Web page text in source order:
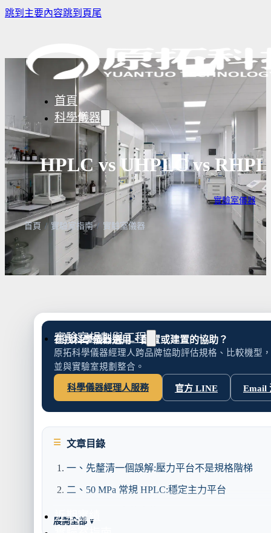
跳到主要內容跳到頁尾
首頁
科學儀器
儀
備
樣品濃縮/乾燥前處理設備
微量分注吸管pipette
實驗室攪拌器 | 振盪機
實驗室過濾設備
超音波清洗機
實驗室冰箱 / 冷凍櫃
培養箱
高溫爐
生物安全
高壓滅菌
實驗室
真空幫浦
實驗室規劃與工程
實驗室建置服務 實驗室周邊工程
隔間工程
環境汙染防治工
近期實績
HPLC vs UHPLC vs
實驗室儀器·
首頁 / 實驗室指南 / 實驗室儀器
在找科學儀器選用、配置或建置的協助？
原拓科學儀器經理人跨品牌協助評估規格、比較機型，
並與實驗室規劃整合。
科學儀器經理人服務 官方 LINE Email
文章目錄
一、先釐清一個誤解:壓力平台不是規格階梯
二、50 MPa 常規 HPLC:穩定主力平台
展開全部 ▾